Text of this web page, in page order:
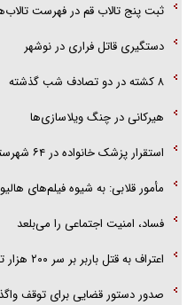
ثبت پنج تالاب قم در فهرست
دستگیری قاتل فراری در نوشهر
۸ کشته در دو تصادف شب گذشته
هیرکانی در چنگ ویلاسازی‌ها
‌استقرار پزشک خانواده در ۶۴ شهرستان تا پایان شهریور
مأمور قلابی: به شیوه فیلم‌های
فساد، امنیت اجتماعی را می‌بلعد
‌‌اعتراف به قتل باربر بر سر ۲۰۰ هزار تومان
صدور دستور قضایی برای توقف